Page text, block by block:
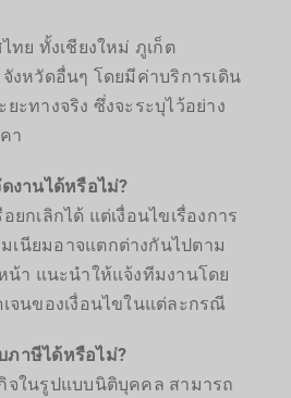
ทย ทั้งเชียงใหม่ ภูเก็ต
งหวัดอื่นๆ โดยมีค่าบริการเดิน
ะทางจริง ซึ่งจะระบุไว้อย่าง
า
งานได้หรือไม่?
ยกเลิกได้ แต่เงื่อนไขเรื่องการ
เนียมอาจแตกต่างกันไปตาม
น้า แนะนำให้แจ้งทีมงานโดย
จนของเงื่อนไขในแต่ละกรณี
ภาษีได้หรือไม่?
จในรูปแบบนิติบุคคล สามารถ